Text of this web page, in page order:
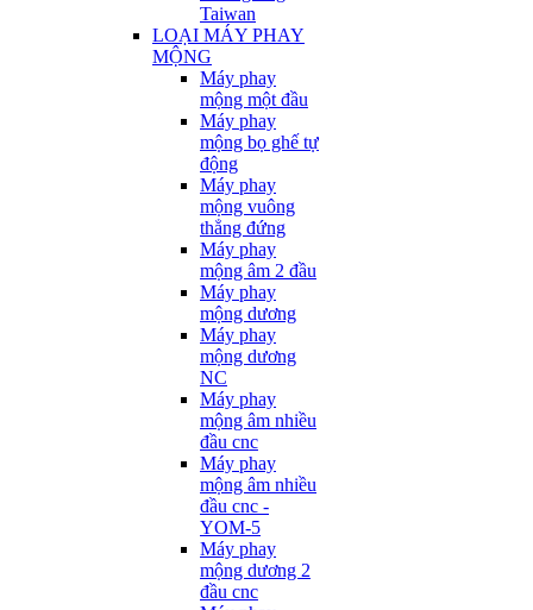
Taiwan
LOẠI MÁY PHAY
MỘNG
Máy phay
mộng một đầu
Máy phay
mộng bọ ghế tự
động
Máy phay
mộng vuông
thẳng đứng
Máy phay
mộng âm 2 đầu
Máy phay
mộng dương
Máy phay
mộng dương
NC
Máy phay
mộng âm nhiều
đầu cnc
Máy phay
mộng âm nhiều
đầu cnc -
YOM-5
Máy phay
mộng dương 2
đầu cnc